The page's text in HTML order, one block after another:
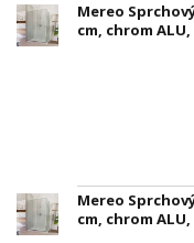
Mereo
cm, chrom
Mereo
cm, chrom